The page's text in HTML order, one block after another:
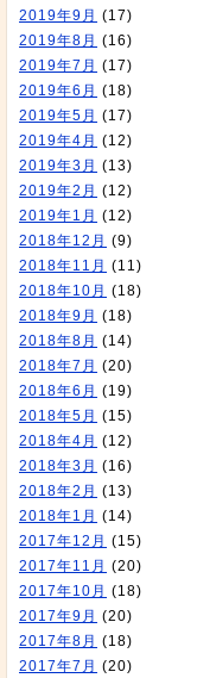
2019年9月 (17)
2019年8月 (16)
2019年7月 (17)
2019年6月 (18)
2019年5月 (17)
2019年4月 (12)
2019年3月 (13)
2019年2月 (12)
2019年1月 (12)
2018年12月 (9)
2018年11月 (11)
2018年10月 (18)
2018年9月 (18)
2018年8月 (14)
2018年7月 (20)
2018年6月 (19)
2018年5月 (15)
2018年4月 (12)
2018年3月 (16)
2018年2月 (13)
2018年1月 (14)
2017年12月 (15)
2017年11月 (20)
2017年10月 (18)
2017年9月 (20)
2017年8月 (18)
2017年7月 (20)